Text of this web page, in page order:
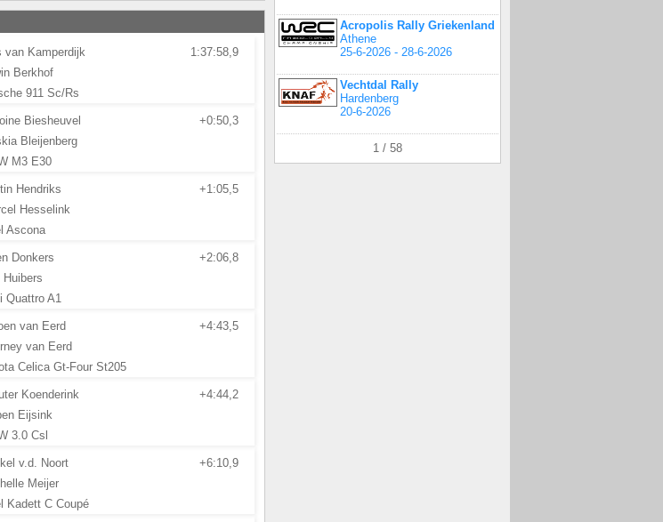
van Kamperdijk
1:37:58,9
Berkhof
911 Sc/Rs
Biesheuvel
+0:50,3
Bleijenberg
M3 E30
Hendriks
+1:05,5
Hesselink
Ascona
Donkers
+2:06,8
Huibers
Quattro A1
van Eerd
+4:43,5
van Eerd
Celica Gt-Four St205
Koenderink
+4:44,2
Eijsink
3.0 Csl
v.d. Noort
+6:10,9
Meijer
Kadett C Coupé
Acropolis Rally Griekenland
Athene
25-6-2026 - 28-6-2026
Vechtdal Rally
Hardenberg
20-6-2026
1 / 58